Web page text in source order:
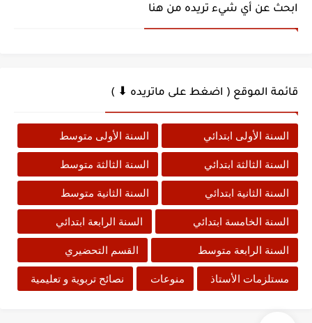
ابحث عن أي شيء تريده من هنا
قائمة الموقع ( اضغط على ماتريده ⬇ )
السنة الأولى ابتدائي السنة الأولى متوسط
السنة الثالثة ابتدائي السنة الثالثة متوسط
السنة الثانية ابتدائي السنة الثانية متوسط
السنة الخامسة ابتدائي السنة الرابعة ابتدائي
السنة الرابعة متوسط القسم التحضيري
مستلزمات الأستاذ منوعات نصائح تربوية و تعليمية